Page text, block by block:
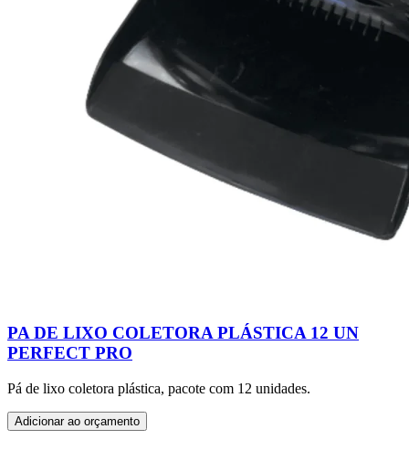
PA DE LIXO COLETORA PLÁSTICA 12 UN
PERFECT PRO
Pá de lixo coletora plástica, pacote com 12 unidades.
Adicionar ao orçamento